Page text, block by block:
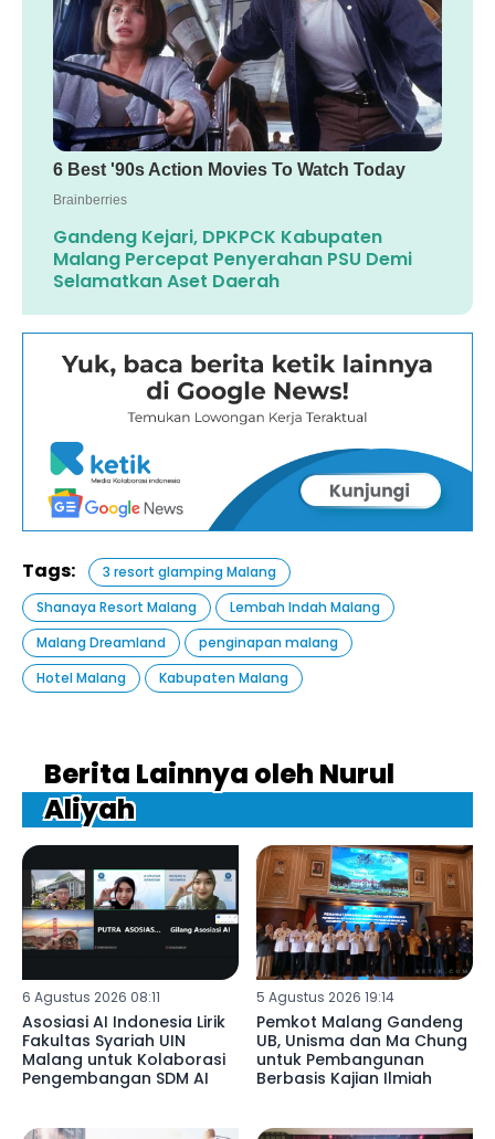
Gandeng Kejari, DPKPCK Kabupaten
Malang Percepat Penyerahan PSU Demi
Selamatkan Aset Daerah ‎
Tags:
3 resort glamping Malang
Shanaya Resort Malang
Lembah Indah Malang
Malang Dreamland
penginapan malang
Hotel Malang
Kabupaten Malang
Berita Lainnya oleh Nurul
Aliyah
6 Agustus 2026 08:11
Asosiasi AI Indonesia Lirik
Fakultas Syariah UIN
Malang untuk Kolaborasi
Pengembangan SDM AI
5 Agustus 2026 19:14
Pemkot Malang Gandeng
UB, Unisma dan Ma Chung
untuk Pembangunan
Berbasis Kajian Ilmiah